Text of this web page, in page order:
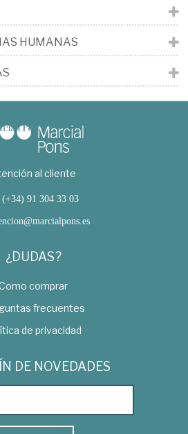
HUMANAS
al cliente
(+34) 91 304 33 03
¿DUDAS?
comprar
frecuentes
de privacidad
DE NOVEDADES